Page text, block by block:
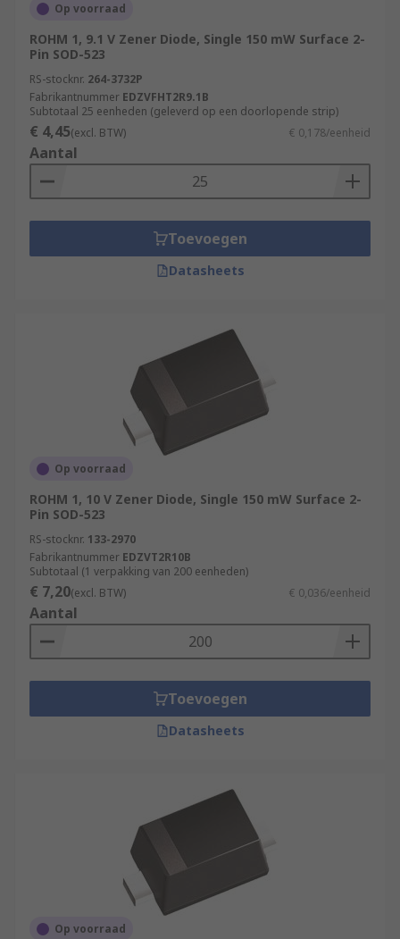
Op voorraad
ROHM 1, 9.1 V Zener Diode, Single 150 mW Surface 2-
Pin SOD-523
RS-stocknr. 264-3732P
Fabrikantnummer EDZVFHT2R9.1B
Subtotaal 25 eenheden (geleverd op een doorlopende strip)
€ 4,45(excl. BTW) € 0,178/eenheid
Aantal
Toevoegen
Datasheets
Op voorraad
ROHM 1, 10 V Zener Diode, Single 150 mW Surface 2-
Pin SOD-523
RS-stocknr. 133-2970
Fabrikantnummer EDZVT2R10B
Subtotaal (1 verpakking van 200 eenheden)
€ 7,20(excl. BTW) € 0,036/eenheid
Aantal
Toevoegen
Datasheets
Op voorraad